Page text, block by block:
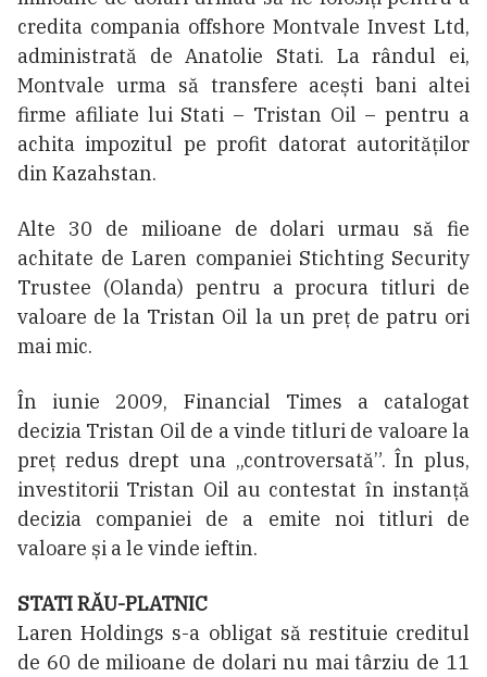
credita compania offshore Montvale Invest Ltd,
administrată de Anatolie Stati. La rândul ei,
Montvale urma să transfere acești bani altei
firme afiliate lui Stati – Tristan Oil – pentru a
achita impozitul pe profit datorat autorităților
din Kazahstan.
Alte 30 de milioane de dolari urmau să fie
achitate de Laren companiei Stichting Security
Trustee (Olanda) pentru a procura titluri de
valoare de la Tristan Oil la un preț de patru ori
mai mic.
În iunie 2009, Financial Times a catalogat
decizia Tristan Oil de a vinde titluri de valoare la
preț redus drept una „controversată”. În plus,
investitorii Tristan Oil au contestat în instanță
decizia companiei de a emite noi titluri de
valoare și a le vinde ieftin.
STATI RĂU-PLATNIC
Laren Holdings s-a obligat să restituie creditul
de 60 de milioane de dolari nu mai târziu de 11